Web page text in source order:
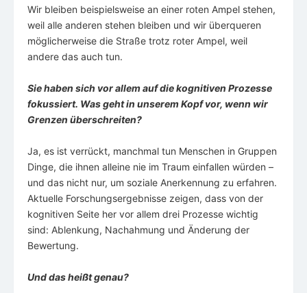
Wir bleiben beispielsweise an einer roten Ampel stehen,
weil alle anderen stehen bleiben und wir überqueren
möglicherweise die Straße trotz roter Ampel, weil
andere das auch tun.
Sie haben sich vor allem auf die kognitiven Prozesse
fokussiert. Was geht in unserem Kopf vor, wenn wir
Grenzen überschreiten?
Ja, es ist verrückt, manchmal tun Menschen in Gruppen
Dinge, die ihnen alleine nie im Traum einfallen würden –
und das nicht nur, um soziale Anerkennung zu erfahren.
Aktuelle Forschungsergebnisse zeigen, dass von der
kognitiven Seite her vor allem drei Prozesse wichtig
sind: Ablenkung, Nachahmung und Änderung der
Bewertung.
Und das heißt genau?